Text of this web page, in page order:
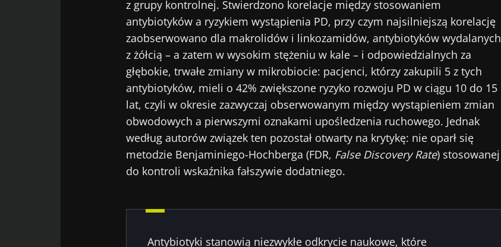
z grupy kontrolnej. Stwierdzono korelacje między stosowaniem
antybiotyków a ryzykiem wystąpienia PD, przy czym najsilniejszą korelację
zaobserwowano dla makrolidów i linkozamidów, antybiotyków wydalanych
z żółcią – a zatem w wysokim stężeniu w kale – i odpowiedzialnych za
głębokie, trwałe zmiany w mikrobiocie: pacjenci, którzy zakupili 5 z tych
antybiotyków, mieli o 42% zwiększone ryzyko rozwoju PD w ciągu 10 do 15
lat, czyli w okresie zazwyczaj obserwowanym między wystąpieniem zmian
obwodowych a pierwszymi oznakami upośledzenia ruchowego. Jednak
według autorów związek ten pozostał otwarty na krytykę: nie oparł się
metodzie Benjaminiego-Hochberga (FDR, False Discovery Rate) stosowanej
do kontroli wskaźnika fałszywie dodatniego.
Antybiotyki stanowią niezwykłe odkrycie naukowe, które